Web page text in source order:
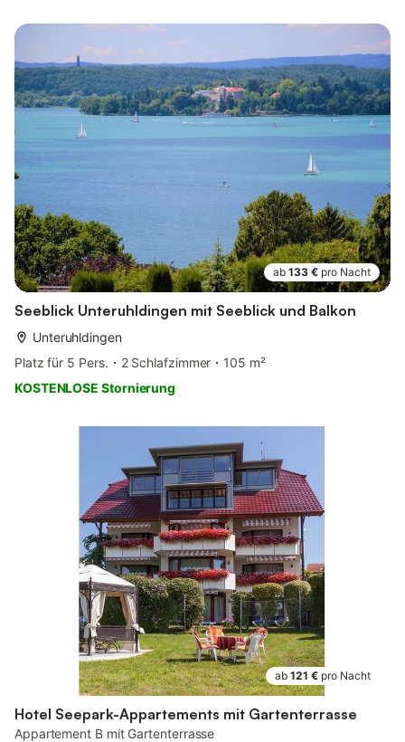
ab 133 € pro Nacht
Seeblick Unteruhldingen mit Seeblick und Balkon
Unteruhldingen
Platz für 5 Pers.
2 Schlafzimmer
105 m²
KOSTENLOSE Stornierung
ab 121 € pro Nacht
Hotel Seepark-Appartements mit Gartenterrasse
Appartement B mit Gartenterrasse